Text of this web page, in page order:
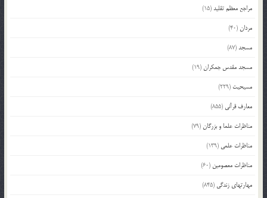
مراجع معظم تقلید(15)
مردان(40)
مسجد(87)
مسجد مقدس جمکران(19)
مسیحیت (229)
معارف قرآنی (855)
مناظرات علما و بزرگان(79)
مناظرات علمی (139)
مناظرات معصومین (60)
مهارتهای زندگی (845)